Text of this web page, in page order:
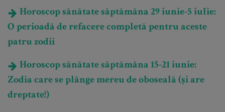
Horoscop sănătate săptămâna 29 iunie-5 iulie:
O perioadă de refacere completă pentru aceste
patru zodii
Horoscop sănătate săptămâna 15-21 iunie:
Zodia care se plânge mereu de oboseală (și are
dreptate!)